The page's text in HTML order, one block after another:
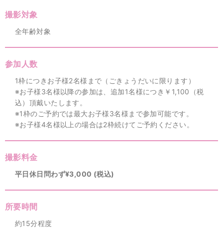
撮影対象
全年齢対象
参加人数
1枠につきお子様2名様まで（ごきょうだいに限ります）
※お子様3名様以降の参加は、追加1名様につき￥1,100（税
込）頂戴いたします。
※1枠のご予約では最大お子様3名様まで参加可能です。
※お子様4名様以上の場合は2枠続けてご予約ください。
撮影料金
平日休日問わず¥3,000 (税込)
所要時間
約15分程度